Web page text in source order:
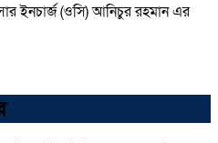
ইনচার্জ (ওসি) আনিচুর রহমান এর